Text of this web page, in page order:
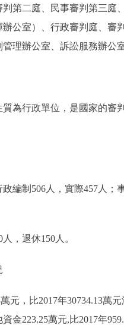
第二庭、民事審判第三
公室）、行政審判庭、
理辦公室、訴訟服務辦公
行政單位，是國家的審
制506人，實際457人；
，退休150人。
，比2017年30734.13萬元
資金223.25萬元,比2017年